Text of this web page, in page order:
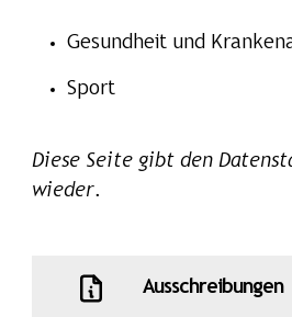
Gesundheit und
Sport
Diese Seite gibt den
wieder.
Ausschreibungen